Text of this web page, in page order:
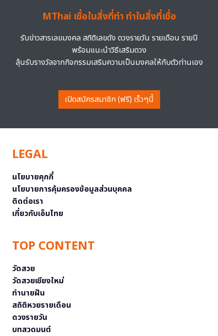
MThai เชื่อในสิ่งที่ทำ ทำในสิ่งที่เชื่อ
รับข่าวสารเลขมงคล สถิติเลขดัง ดวงรายวัน รายเดือน รายปี
พร้อมแนะนำวิธีเสริมดวง
ลุ้นรับรางวัลจากกิจกรรมเสริมความเป็นมงคลให้กับตัวท่านเอง
เปิดสมัครสมาชิก (ฟรี) เร็วๆนี้
LEGAL
นโยบายคุกกี้
นโยบายการคุ้มครองข้อมูลส่วนบุคคล
ติดต่อเรา
เกี่ยวกับเอ็มไทย
TOP CONTENT
วัดสวย
วัดสวยเชียงใหม่
ทำนายฝัน
สถิติหวยรายเดือน
ดวงรายวัน
บทสวดมนต์